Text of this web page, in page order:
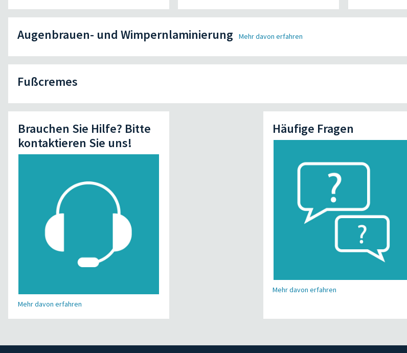
Augenbrauen- und Wimpernlaminierung Mehr davon erfahren
Fußcremes
Brauchen Sie Hilfe? Bitte
kontaktieren Sie uns!
Mehr davon erfahren
Häufige Fragen
Mehr davon erfahren